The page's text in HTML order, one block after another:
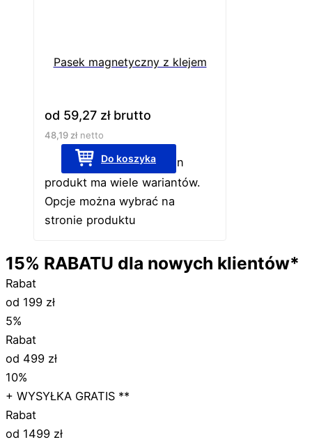
Pasek magnetyczny z klejem
od 59,27 złbrutto
48,19 złnetto
Do koszyka
Ten
produkt ma wiele wariantów.
Opcje można wybrać na
stronie produktu
15% RABATU dla nowych klientów*
Rabat
od 199 zł
5%
Rabat
od 499 zł
10%
+ WYSYŁKA GRATIS **
Rabat
od 1499 zł